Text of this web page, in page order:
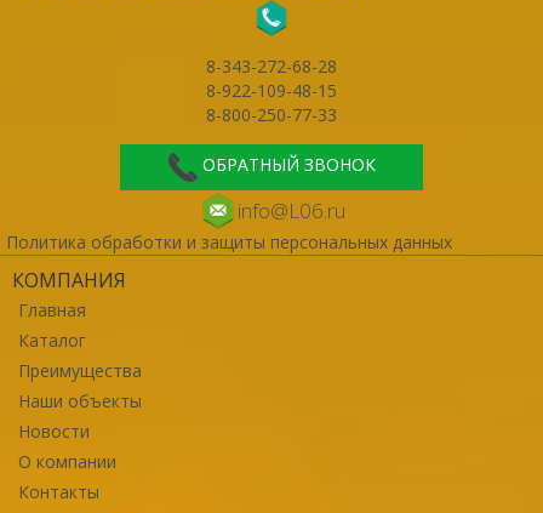
8-343-272-68-28
8-922-109-48-15
8-800-250-77-33
ОБРАТНЫЙ ЗВОНОК
info@L06.ru
Политика обработки и защиты персональных данных
КОМПАНИЯ
Главная
Каталог
Преимущества
Наши объекты
Новости
О компании
Контакты